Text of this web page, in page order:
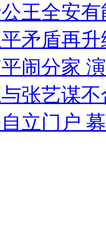
力深夜将其击毙
手拳打脚踢
王全安
矛盾再
闹分家
张艺谋
立门户